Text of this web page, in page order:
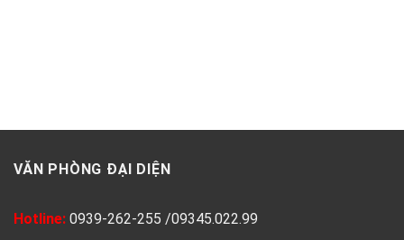
VĂN PHÒNG ĐẠI DIỆN
Hotline: 0939-262-255 /09345.022.99